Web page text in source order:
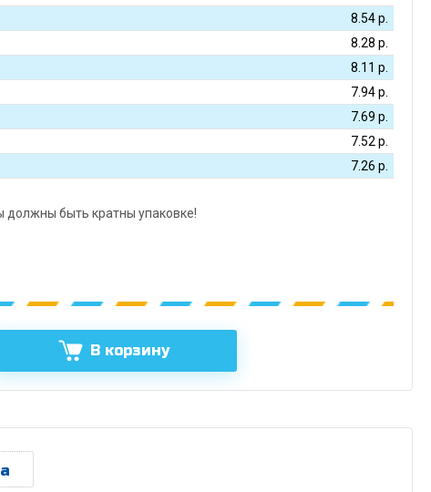
8.54р.
8.28 р.
8.11 р.
7.94р.
7.69 р.
7.52 р.
7.26 р.
должны быть кратны упаковке!
В корзину